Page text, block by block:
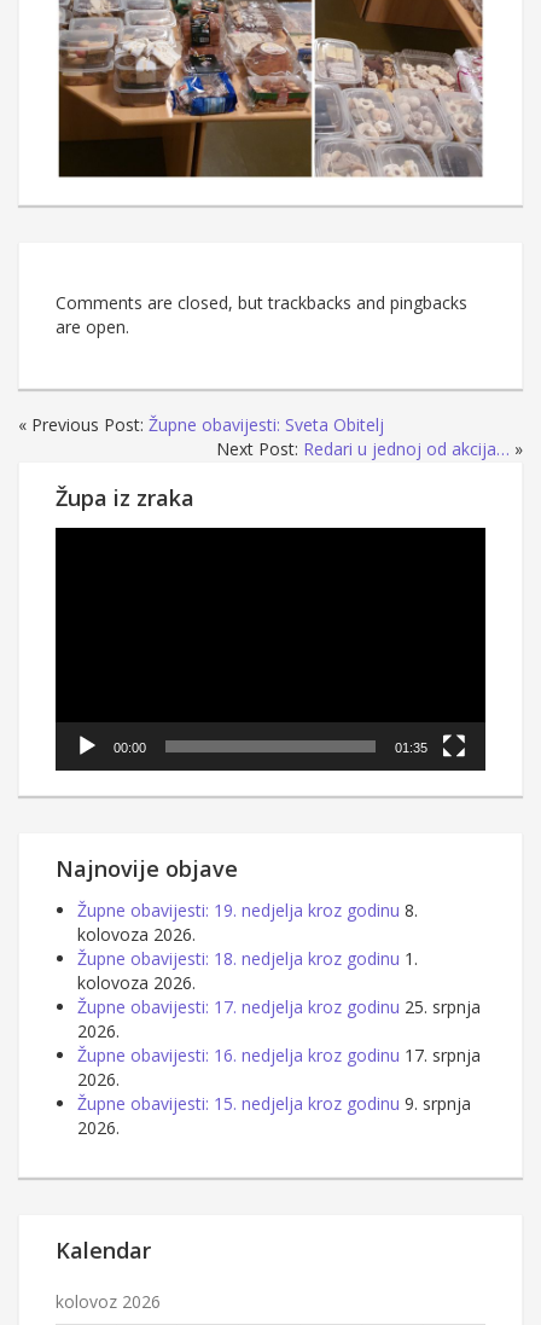
Comments are closed, but trackbacks and pingbacks
are open.
« Previous Post: Župne obavijesti: Sveta Obitelj
Next Post: Redari u jednoj od akcija… »
Župa iz zraka
00:00 01:35
Najnovije objave
Župne obavijesti: 19. nedjelja kroz godinu 8.
kolovoza 2026.
Župne obavijesti: 18. nedjelja kroz godinu 1.
kolovoza 2026.
Župne obavijesti: 17. nedjelja kroz godinu 25. srpnja
2026.
Župne obavijesti: 16. nedjelja kroz godinu 17. srpnja
2026.
Župne obavijesti: 15. nedjelja kroz godinu 9. srpnja
2026.
Kalendar
kolovoz 2026